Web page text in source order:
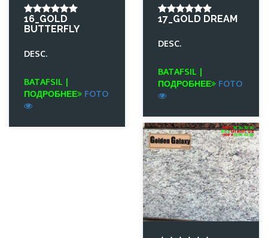
16_GOLD
BUTTERFLY
DESC.
BATAFSIL |
ПОДРОБНЕЕ
FOTO
17_GOLD DREAM
DESC.
BATAFSIL |
ПОДРОБНЕЕ
FOTO